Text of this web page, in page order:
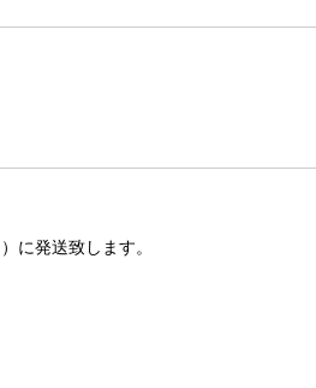
に発送致します。